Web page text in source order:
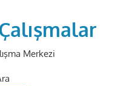
Merkezi